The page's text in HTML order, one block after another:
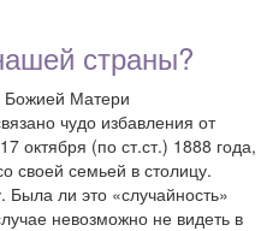
страны?
Божией Матери
чудо избавления от
октября (по ст.ст.) 1888 года,
своей семьей в столицу.
Была ли это «случайность»
невозможно не видеть в